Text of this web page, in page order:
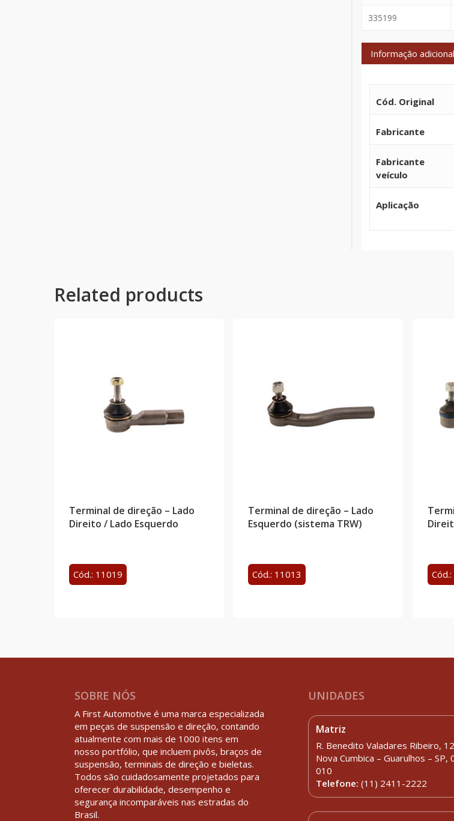
335199
Informação adicional
Cód. Original
Fabricante
Fabricante
veículo
Aplicação
Related products
Terminal de direção – Lado
Direito / Lado Esquerdo
Cód.: 11019
Terminal de direção – Lado
Esquerdo (sistema TRW)
Cód.: 11013
SOBRE NÓS
A First Automotive é uma marca especializada
em peças de suspensão e direção, contando
atualmente com mais de 1000 itens em
nosso portfólio, que incluem pivôs, braços de
suspensão, terminais de direção e bieletas.
Todos são cuidadosamente projetados para
oferecer durabilidade, desempenho e
segurança incomparáveis nas estradas do
Brasil.
UNIDADES
Matriz
R. Benedito Valadares Ribeiro,
Nova Cumbica – Guarulhos – SP,
010
Telefone:(11) 2411-2222